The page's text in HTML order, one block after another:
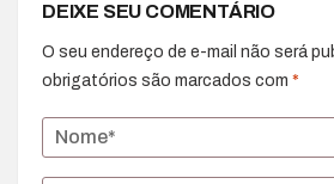
DEIXE SEU COMENTÁRIO
O seu endereço de e-mail não será
obrigatórios são marcados com *